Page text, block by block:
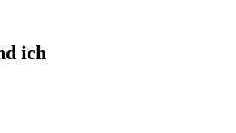
ich